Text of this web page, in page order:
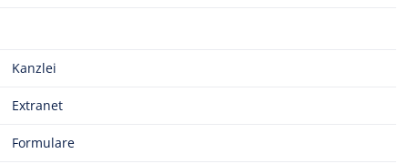
Kanzlei
Extranet
Formulare